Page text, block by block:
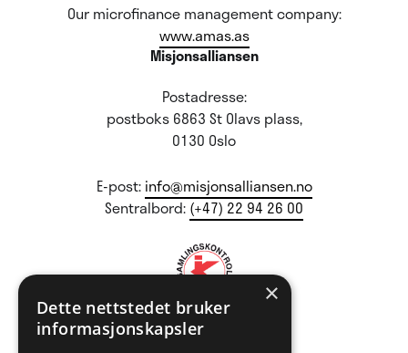
Our microfinance management company:
www.amas.as
Misjonsalliansen
Postadresse:
postboks 6863 St Olavs plass,
0130 Oslo
E-post: info@misjonsalliansen.no
Sentralbord: (+47) 22 94 26 00
×
Dette nettstedet bruker
informasjonskapsler